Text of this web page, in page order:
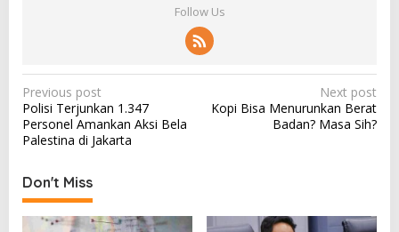
Follow Us
P
o
s
n
a
Previous post
Polisi Terjunkan 1.347
Personel Amankan Aksi Bela
Palestina di Jakarta
Next post
Kopi Bisa Menurunkan Berat
Badan? Masa Sih?
Don't Miss